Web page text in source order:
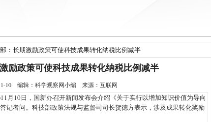
：长期激励政策可使科技成果转化纳税比例减半
励政策可使科技成果转化纳税比例减半
10 编辑：科学观察网小编 来源：互联网
10日，国新办召开新闻发布会介绍《关于实行以增加知识价值为导向
记者问。科技部政策法规与监督司司长贺德方表示，涉及成果转化奖励